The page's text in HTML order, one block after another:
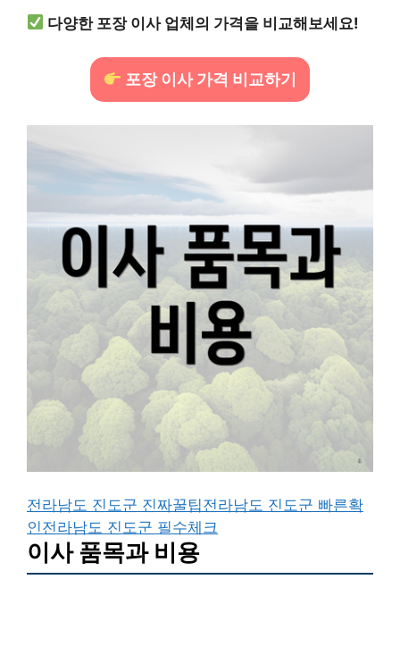
다양한 포장 이사 업체의 가격을 비교해보세요!
포장 이사 가격 비교하기
전라남도 진도군 진짜꿀팁전라남도 진도군 빠른확
인전라남도 진도군 필수체크
이사 품목과 비용